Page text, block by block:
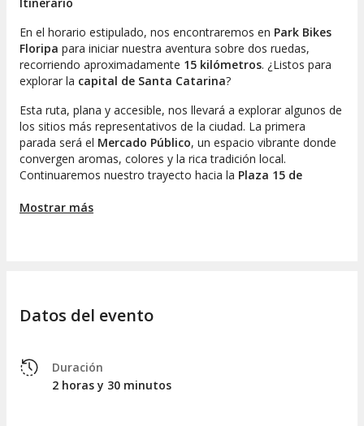
En el horario estipulado, nos encontraremos en Park Bikes
Floripa para iniciar nuestra aventura sobre dos ruedas,
recorriendo aproximadamente 15 kilómetros. ¿Listos para
explorar la capital de Santa Catarina?
Esta ruta, plana y accesible, nos llevará a explorar algunos de
los sitios más representativos de la ciudad. La primera
parada será el Mercado Público, un espacio vibrante donde
convergen aromas, colores y la rica tradición local.
Continuaremos nuestro trayecto hacia la Plaza 15 de
y majestuosos árboles.
Antes de concluir nuestro paseo, haremos una pausa en un
ideal para degustar la gastronomía local y relajarse antes de
afrontar el último tramo del trayecto.
Mostrar más
Datos del evento
Duración
2 horas y 30 minutos